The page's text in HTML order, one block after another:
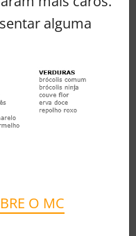
alguma
O MC